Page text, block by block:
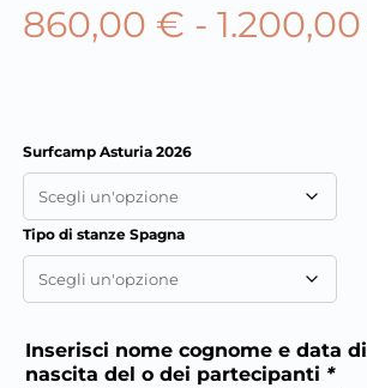
860,00 € - 1.200,00
Surfcamp Asturia 2026
Tipo di stanze Spagna
Inserisci nome cognome e data di
nascita del o dei partecipanti *